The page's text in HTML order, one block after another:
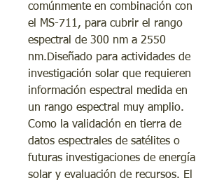
comúnmente en combinación con
el MS-711, para cubrir el rango
espectral de 300 nm a 2550
nm.Diseñado para actividades de
investigación solar que requieren
información espectral medida en
un rango espectral muy amplio.
Como la validación en tierra de
datos espectrales de satélites o
futuras investigaciones de energía
solar y evaluación de recursos. El